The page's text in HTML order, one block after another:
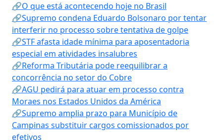
🔗O que está acontecendo hoje no Brasil
🔗Supremo condena Eduardo Bolsonaro por tentar
interferir no processo sobre tentativa de golpe
🔗STF afasta idade mínima para aposentadoria
especial em atividades insalubres
🔗Reforma Tributária pode reequilibrar a
concorrência no setor do Cobre
🔗AGU pedirá para atuar em processo contra
Moraes nos Estados Unidos da América
🔗Supremo amplia prazo para Município de
Campinas substituir cargos comissionados por
efetivos